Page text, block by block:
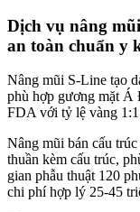
Dịch vụ nâng
an toàn chuẩn y
Nâng mũi S-Line tạo
phù hợp gương mặt Á
FDA với tỷ lệ vàng
Nâng mũi bán cấu
thuần kèm cấu trúc,
gian phẫu thuật 120
chi phí hợp lý 25-45